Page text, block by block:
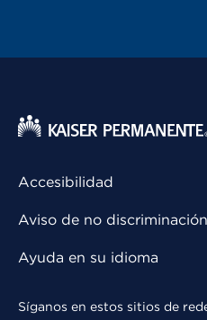
Accesibilidad
Aviso de no discriminación
Ayuda en su idioma
Síganos en estos sitios de